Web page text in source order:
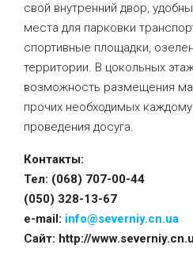
свой внутренний двор,
места для парковки
спортивные площадки,
территории. В цокольных
возможность размещения
прочих необходимых
проведения досуга.
Контакты:
Тел: (068) 707-00-44
(050) 328-13-67
e-mail: info@severniy.cn.ua
Сайт: http://